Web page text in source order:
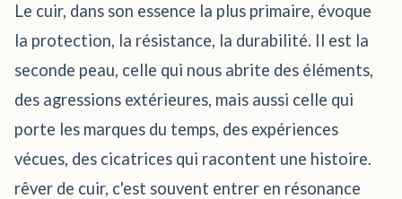
Le cuir, dans son essence la plus primaire, évoque
la protection, la résistance, la durabilité. Il est la
seconde peau, celle qui nous abrite des éléments,
des agressions extérieures, mais aussi celle qui
porte les marques du temps, des expériences
vécues, des cicatrices qui racontent une histoire.
rêver de cuir, c'est souvent entrer en résonance